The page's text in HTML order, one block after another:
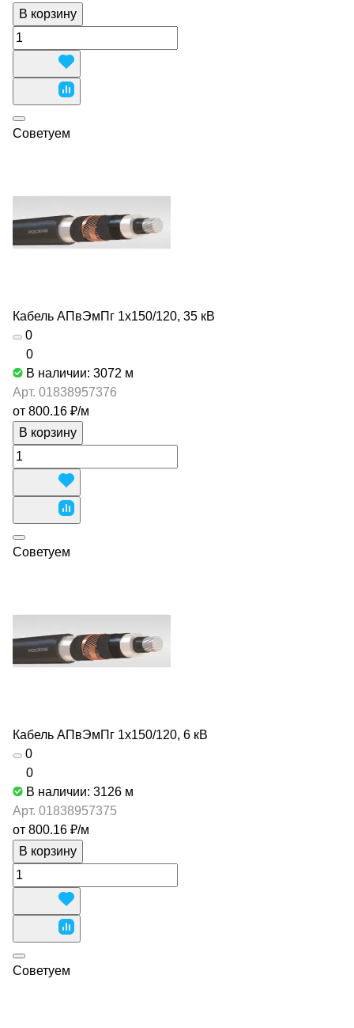
В корзину
Советуем
Кабель АПвЭмПг 1х150/120, 35 кВ
0
0
В наличии: 3072 м
Арт. 01838957376
от 800.16 ₽/м
В корзину
Советуем
Кабель АПвЭмПг 1х150/120, 6 кВ
0
0
В наличии: 3126 м
Арт. 01838957375
от 800.16 ₽/м
В корзину
Советуем